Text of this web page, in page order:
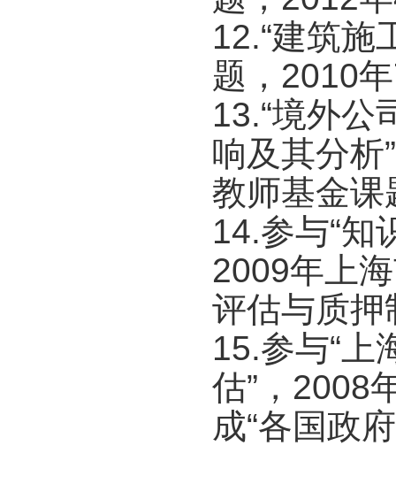
12.“建筑施
题，2010
13.“境外公
响及其分析
教师基金课
14.参与“知
2009年上
评估与质押
15.参与“上
估”，2008
成“各国政